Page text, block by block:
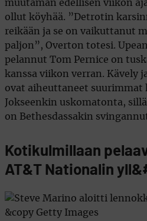
muutaman edellisen viikon
ollut köyhää. ”Detrotin
reikään ja se on vaikuttanut
paljon”, Overton totesi.
pelannut Tom Pernice on
kanssa viikon verran. Kävely
ovat aiheuttaneet suurimmat
Jokseenkin uskomatonta,
on Bethesdassakin
Kotikulmillaan
AT&T Nationalin